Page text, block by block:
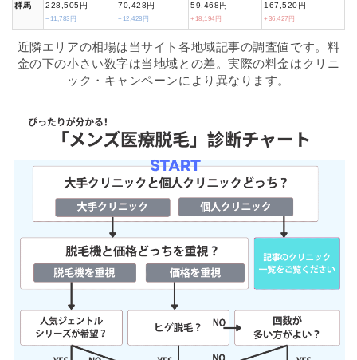
群馬 228,505円
−11,783円
70,428円
−12,428円
59,468円
+18,194円
167,520円
+36,427円
近隣エリアの相場は当サイト各地域記事の調査値です。料
金の下の小さい数字は当地域との差。実際の料金はクリニ
ック・キャンペーンにより異なります。